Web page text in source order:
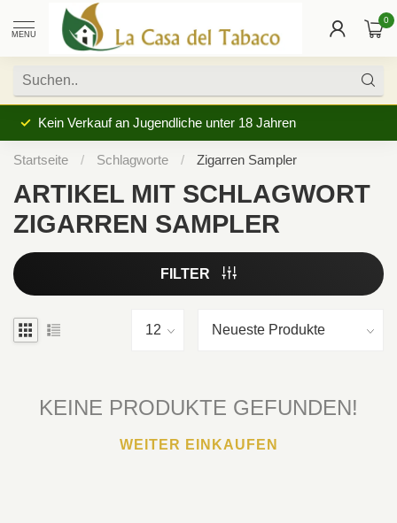
MENU
0
Kein Verkauf an Jugendliche unter 18 Jahren
Startseite / Schlagworte / Zigarren Sampler
ARTIKEL MIT SCHLAGWORT
ZIGARREN SAMPLER
FILTER
KEINE PRODUKTE GEFUNDEN!
WEITER EINKAUFEN